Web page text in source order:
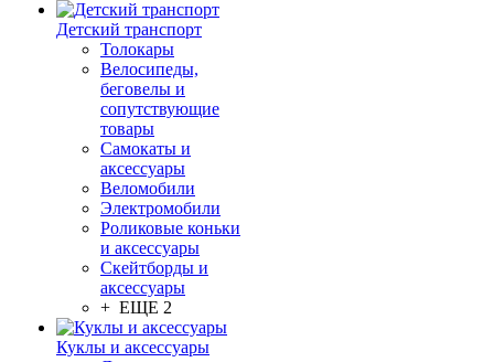
Детский транспорт
Толокары
Велосипеды,
беговелы и
сопутствующие
товары
Самокаты и
аксессуары
Веломобили
Электромобили
Роликовые коньки
и аксессуары
Скейтборды и
аксессуары
+ ЕЩЕ 2
Куклы и аксессуары